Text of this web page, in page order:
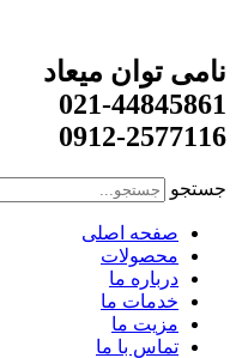
نامی توان میعاد
021-44845861
0912-2577116
جستجو
صفحه اصلی
محصولات
درباره ما
خدمات ما
مزیت ما
تماس با ما